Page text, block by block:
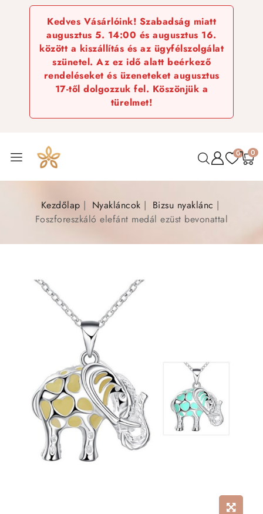
Kedves Vásárlóink! Szabadság miatt
augusztus 5. 14:00 és augusztus 16.
között a kiszállítás és az ügyfélszolgálat
szünetel. Az ez idő alatt beérkező
rendeléseket és üzeneteket augusztus
17-től dolgozzuk fel. Köszönjük a
türelmet!
0 0
Kezdőlap Nyakláncok
Bizsu nyaklánc
Foszforeszkáló elefánt medál ezüst bevonattal